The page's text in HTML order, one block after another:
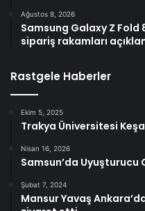
Ağustos 8, 2026
Samsung Galaxy Z Fold
sipariş rakamları
Rastgele Haberler
Ekim 5, 2025
Trakya Üniversitesi
Nisan 16, 2026
Samsun’da Uyuşturucu
Şubat 7, 2024
Mansur Yavaş